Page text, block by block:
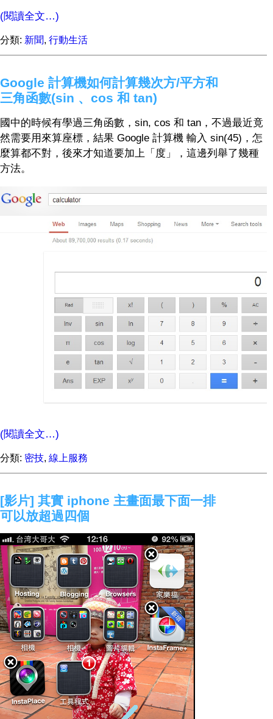
(閱讀全文…)
分類: 新聞, 行動生活
Google 計算機如何計算幾次方/平方和
三角函數(sin 、cos 和 tan)
國中的時候有學過三角函數，sin, cos 和 tan，不過最近竟
然需要用來算座標，結果 Google 計算機 輸入 sin(45)，怎
麼算都不對，後來才知道要加上「度」，這邊列舉了幾種
方法。
(閱讀全文…)
分類: 密技, 線上服務
[影片] 其實 iphone 主畫面最下面一排
可以放超過四個